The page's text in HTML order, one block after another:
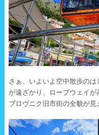
さぁ、いよいよ空中散歩の
が遠ざかり、ロープウェイ
ブロヴニク旧市街の全貌が見